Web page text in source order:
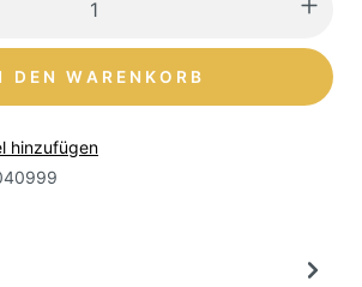
DEN WARENKORB
hinzufügen